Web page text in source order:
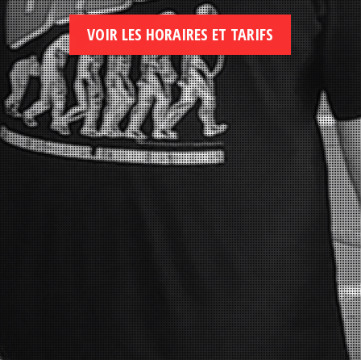
VOIR LES HORAIRES ET TARIFS